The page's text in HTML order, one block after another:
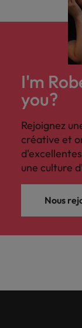
I'm
you?
Rejoignez
créative et
une culture
Nous